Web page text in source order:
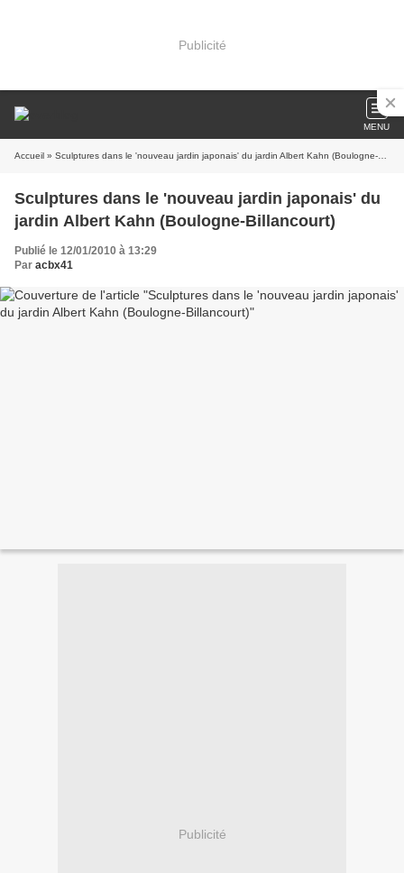
Publicité
MENU
Accueil » Sculptures dans le 'nouveau jardin japonais' du jardin Albert Kahn (Boulogne-Billancourt)
Sculptures dans le 'nouveau jardin japonais' du
jardin Albert Kahn (Boulogne-Billancourt)
Publié le 12/01/2010 à 13:29
Par acbx41
Publicité